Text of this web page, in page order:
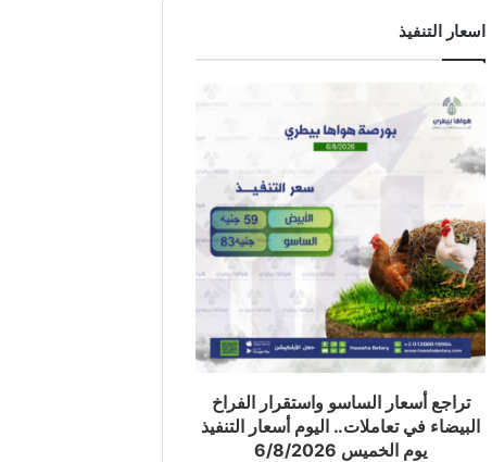
اسعار التنفيذ
تراجع أسعار الساسو واستقرار الفراخ
البيضاء في تعاملات.. اليوم أسعار التنفيذ
يوم الخميس 6/8/2026